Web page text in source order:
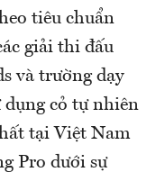
tiêu chuẩn
giải thi đấu
và trường dạy
cỏ tự nhiên
tại Việt Nam
Pro dưới sự